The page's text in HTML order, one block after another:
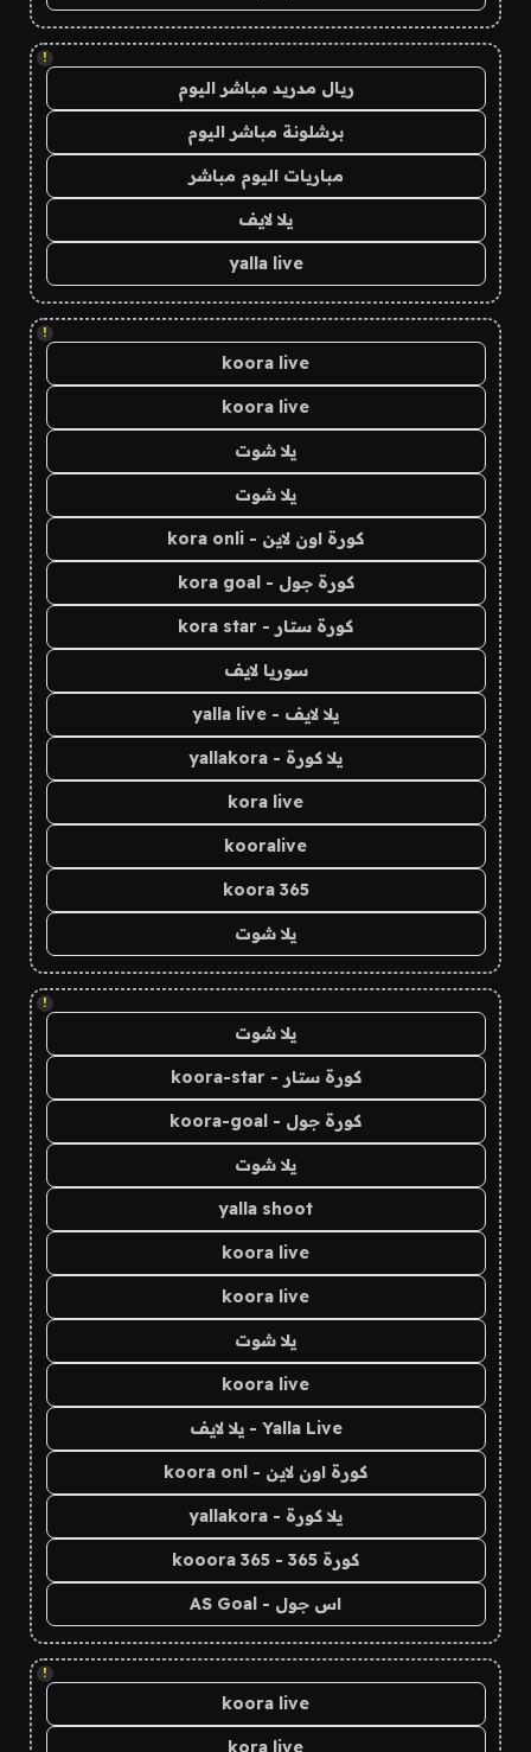
!
ريال مدريد مباشر اليوم
برشلونة مباشر اليوم
مباريات اليوم مباشر
يلا لايف
yalla live
!
koora live
koora live
يلا شوت
يلا شوت
كورة اون لاين - kora onli
كورة جول - kora goal
كورة ستار - kora star
سوريا لايف
يلا لايف - yalla live
يلا كورة - yallakora
kora live
kooralive
koora 365
يلا شوت
!
يلا شوت
كورة ستار - koora-star
كورة جول - koora-goal
يلا شوت
yalla shoot
koora live
koora live
يلا شوت
koora live
Yalla Live - يلا لايف
كورة اون لاين - koora onl
يلا كورة - yallakora
كورة 365 - kooora 365
اس جول - AS Goal
!
koora live
kora live